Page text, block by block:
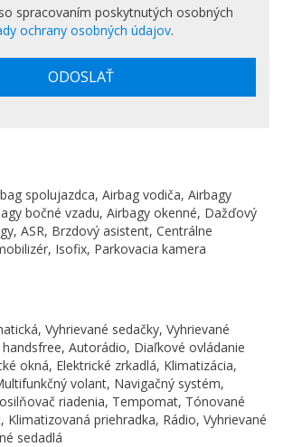
spracovaním poskytnutých osobných
ochrany osobných údajov.
ODOSLAŤ
spolujazdca, Airbag vodiča, Airbagy
bočné vzadu, Airbagy okenné, Dažďový
ASR, Brzdový asistent, Centrálne
Isofix, Parkovacia kamera
Vyhrievané sedačky, Vyhrievané
Autorádio, Diaľkové ovládanie
okná, Elektrické zrkadlá, Klimatizácia,
volant, Navigačný systém,
riadenia, Tempomat, Tónované
Klimatizovaná priehradka, Rádio, Vyhrievané
sedadlá